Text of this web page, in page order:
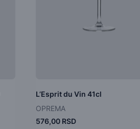
L’Esprit du Vin 41cl
OPREMA
576,00 RSD